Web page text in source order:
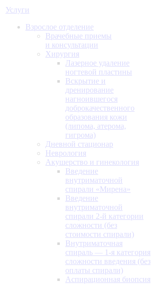
Услуги
Взрослое отделение
Врачебные приемы
и консультации
Хирургия
Лазерное удаление
ногтевой пластины
Вскрытие и
дренирование
нагноившегося
доброкачественного
образования кожи
(липома, атерома,
гигрома)
Дневной стационар
Неврология
Акушерство и гинекология
Введение
внутриматочной
спирали «Мирена»
Введение
внутриматочной
спирали 2-й категории
сложности (без
стоимости спирали)
Внутриматочная
спираль — 1-я категория
сложности введения (без
оплаты спирали)
Аспирационная биопсия